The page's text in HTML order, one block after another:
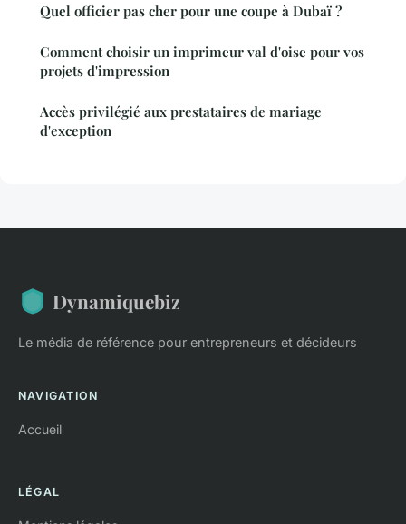
Quel officier pas cher pour une coupe à Dubaï ?
Comment choisir un imprimeur val d'oise pour vos
projets d'impression
Accès privilégié aux prestataires de mariage
d'exception
Dynamiquebiz
Le média de référence pour entrepreneurs et décideurs
NAVIGATION
Accueil
LÉGAL